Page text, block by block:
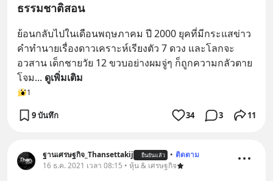
ธรรมชาติสอน
ย้อนกลับไปในเดือนพฤษภาคม ปี 2000 ยุคที่มีกระแสข่าว
คำทำนายเรื่องดาวเคราะห์เรียงตัว 7 ดวง และโลกจะ
อวสาน เด็กชายวัย 12 ขวบอย่างผมจู่ๆ ก็ถูกความกลัวตาย
โจม... ดูเพิ่มเติม
1
9 บันทึก 34 3 11
ฐานเศรษฐกิจ_Thansettakij ยืนยันแล้ว • ติดตาม
16 ธ.ค. 2021 เวลา 08:15 • หุ้น & เศรษฐกิจ